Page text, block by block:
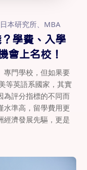
日本研究所、MBA
學費、入學
會上名校！
專門學校，但如果要
等英語系國家，其實
為評分指標的不同而
水準高，留學費用更
經濟發展先驅，更是